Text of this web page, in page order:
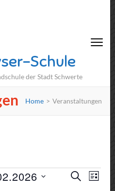
Schule
der Stadt Schwerte
Home > Veranstaltungen
SUCHE
LISTE